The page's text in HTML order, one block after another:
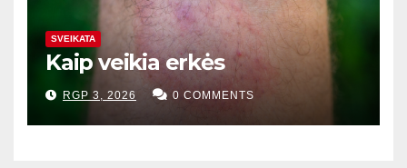
SVEIKATA
Kaip veikia erkės
RGP 3, 2026 0 COMMENTS